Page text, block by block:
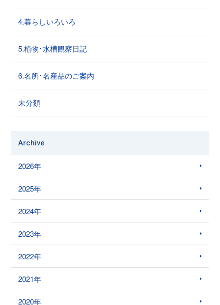
4.暮らしいろいろ
5.植物･水槽観察日記
6.名所･名産品のご案内
未分類
Archive
2026年
2025年
2024年
2023年
2022年
2021年
2020年